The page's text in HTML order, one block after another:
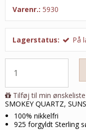
Varenr.: 5930
Lagerstatus: På
Tilføj til min ønskeliste
SMOKEY QUARTZ,
100% nikkelfri
925 forgyldt Sterling